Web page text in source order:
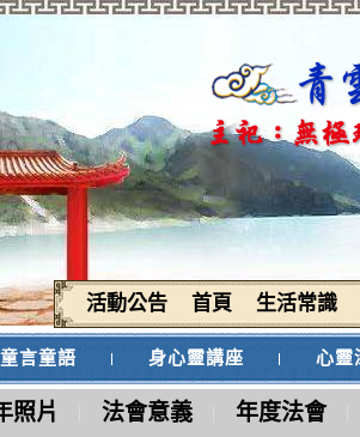
活動公告 首頁 生活常識
童言童語 身心靈講座 心靈
照片 法會意義 年度法會